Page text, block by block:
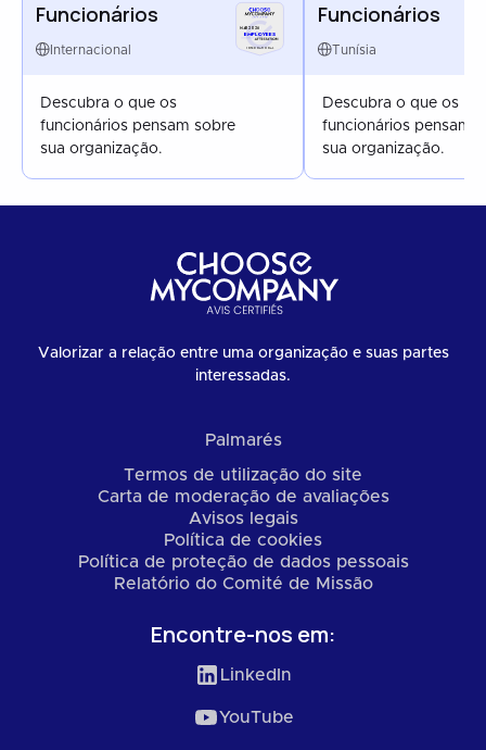
Funcionários
Internacional INTERNATIONAL
MAR 2026
EMPLOYEES
Descubra o que os
funcionários pensam sobre
sua organização.
Funcionários
Tunísia
Descubra o que os
funcionários pensam
sua organização.
Valorizar a relação entre uma organização e suas partes
interessadas.
Palmarés
Termos de utilização do site
Carta de moderação de avaliações
Avisos legais
Política de cookies
Política de proteção de dados pessoais
Relatório do Comité de Missão
Encontre-nos em:
LinkedIn
YouTube